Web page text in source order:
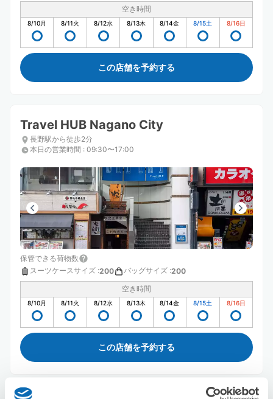
空き時間
8/10月 8/11火 8/12水 8/13木 8/14金 8/15土 8/16日
この店舗を予約する
Travel HUB Nagano City
長野駅から徒歩2分
本日の営業時間 : 09:30〜17:00
保管できる荷物数
スーツケースサイズ :200 バッグサイズ :200
空き時間
8/10月 8/11火 8/12水 8/13木 8/14金 8/15土 8/16日
この店舗を予約する